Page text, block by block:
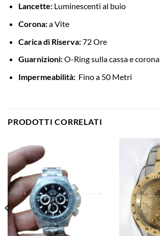
Lancette:Luminescenti al buio
Corona:a Vite
Carica di Riserva:72 Ore
Guarnizioni:O-Ring sulla cassa e corona
Impermeabilità:Fino a 50 Metri
PRODOTTI CORRELATI